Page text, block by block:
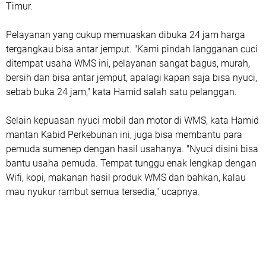
Timur.
Pelayanan yang cukup memuaskan dibuka 24 jam harga
tergangkau bisa antar jemput. "Kami pindah langganan cuci
ditempat usaha WMS ini, pelayanan sangat bagus, murah,
bersih dan bisa antar jemput, apalagi kapan saja bisa nyuci,
sebab buka 24 jam," kata Hamid salah satu pelanggan.
Selain kepuasan nyuci mobil dan motor di WMS, kata Hamid
mantan Kabid Perkebunan ini, juga bisa membantu para
pemuda sumenep dengan hasil usahanya. "Nyuci disini bisa
bantu usaha pemuda. Tempat tunggu enak lengkap dengan
Wifi, kopi, makanan hasil produk WMS dan bahkan, kalau
mau nyukur rambut semua tersedia," ucapnya.